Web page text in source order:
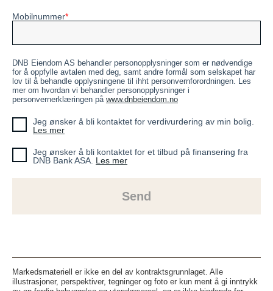
Mobilnummer
DNB Eiendom AS behandler personopplysninger som er nødvendige
for å oppfylle avtalen med deg, samt andre formål som selskapet har
lov til å behandle opplysningene til ihht personvernforordningen. Les
mer om hvordan vi behandler personopplysninger i
personvernerklæringen på www.dnbeiendom.no
Jeg ønsker å bli kontaktet for verdivurdering av min bolig.
Les mer
Jeg ønsker å bli kontaktet for et tilbud på finansering fra
DNB Bank ASA. Les mer
Send
Markedsmateriell er ikke en del av kontraktsgrunnlaget. Alle
illustrasjoner, perspektiver, tegninger og foto er kun ment å gi inntrykk